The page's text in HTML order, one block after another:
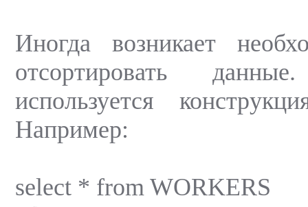
Иногда возникает
отсортировать
используется
Например:
select * from WORKERS